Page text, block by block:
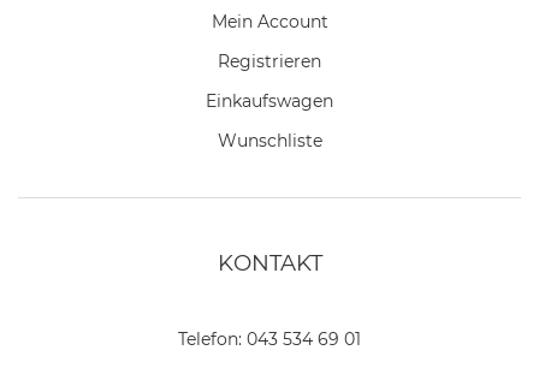
Mein Account
Registrieren
Einkaufswagen
Wunschliste
KONTAKT
Telefon: 043 534 69 01